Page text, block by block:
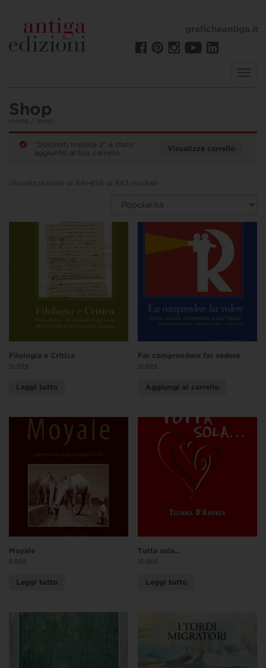
graficheantiga.it
Shop
Home / Shop
Visualizza carrello
“Dolomiti Insolite 2” è stato
aggiunto al tuo carrello.
Visualizzazione di 641-656 di 663 risultati
Filologia e Critica
15,00€
Leggi tutto
Far comprendere far vedere
18,00€
Aggiungi al carrello
Moyale
8,00€
Leggi tutto
Tutta sola…
10,00€
Leggi tutto